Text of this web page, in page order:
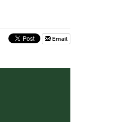
Email